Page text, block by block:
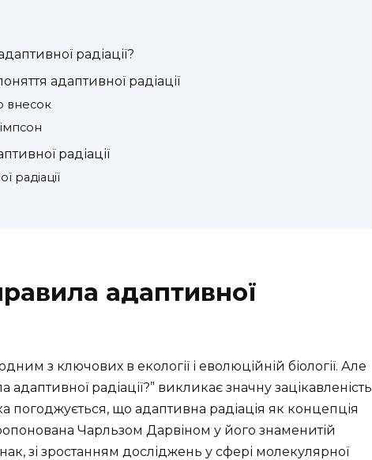
радіації?
адаптивної радіації
внесок
радіації
радіації
адаптивної
з ключових в екології і еволюційній біології. Але
радіації?” викликає значну зацікавленість
погоджується, що адаптивна радіація як концепція
Чарльзом Дарвіном у його знаменитій
зі зростанням досліджень у сфері молекулярної